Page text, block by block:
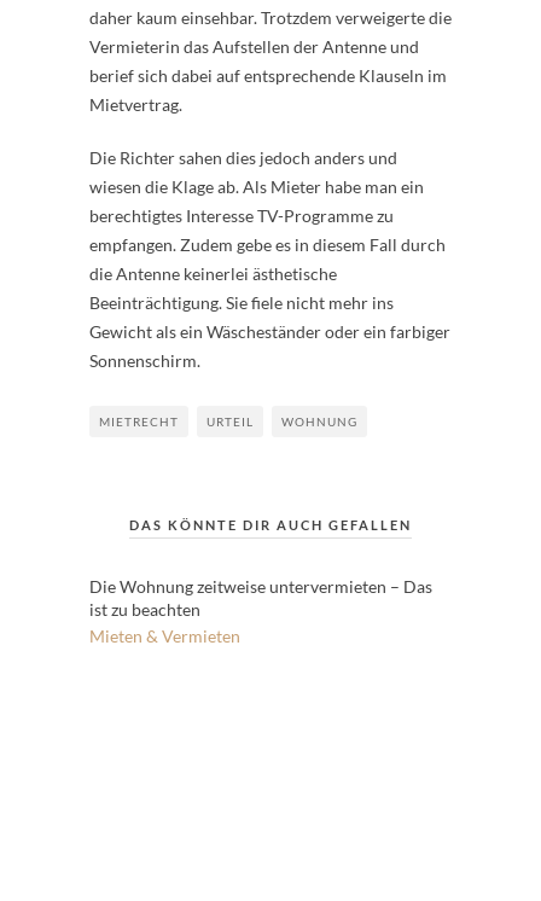
daher kaum einsehbar. Trotzdem verweigerte die
Vermieterin das Aufstellen der Antenne und
berief sich dabei auf entsprechende Klauseln im
Mietvertrag.
Die Richter sahen dies jedoch anders und
wiesen die Klage ab. Als Mieter habe man ein
berechtigtes Interesse TV-Programme zu
empfangen. Zudem gebe es in diesem Fall durch
die Antenne keinerlei ästhetische
Beeinträchtigung. Sie fiele nicht mehr ins
Gewicht als ein Wäscheständer oder ein farbiger
Sonnenschirm.
MIETRECHT URTEIL WOHNUNG
DAS KÖNNTE DIR AUCH GEFALLEN
Die Wohnung zeitweise untervermieten – Das
ist zu beachten
Mieten & Vermieten